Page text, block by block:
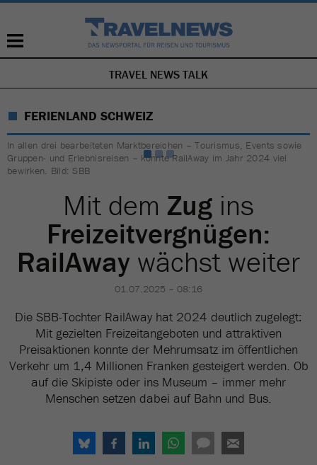
NAVIGATION
ÜBERSPRINGEN
TRAVEL NEWS TALK
FERIENLAND SCHWEIZ
In allen drei bearbeiteten Marktbereichen – Tourismus, Events sowie
Gruppen- und Erlebnisreisen – konnte RailAway im Jahr 2024 viel
bewirken. Bild: SBB
Mit dem Zug ins
Freizeitvergnügen:
RailAway wächst weiter
01.07.2025 – 08:16
Die SBB-Tochter RailAway hat 2024 deutlich zugelegt:
Mit gezielten Freizeitangeboten und attraktiven
Preisaktionen konnte der Mehrumsatz im öffentlichen
Verkehr um 1,4 Millionen Franken gesteigert werden. Ob
auf die Skipiste oder ins Museum – immer mehr
Menschen setzen dabei auf Bahn und Bus.